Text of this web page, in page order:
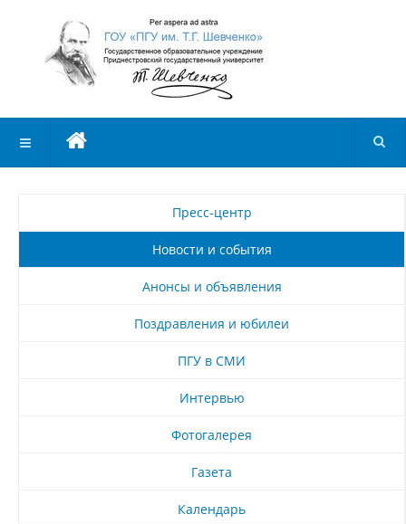
Пресс-центр
Новости и события
Анонсы и объявления
Поздравления и юбилеи
ПГУ в СМИ
Интервью
Фотогалерея
Газета
Календарь